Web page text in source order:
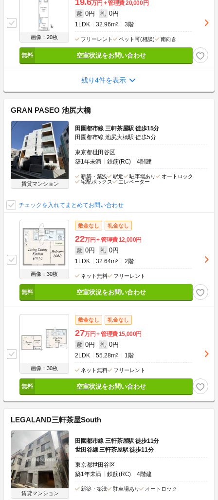
画像：20枚
万円 管理費20,000円
敷 0円 礼 0円
1LDK 32.96m2 3階
フリーレント ペット可(相談) 南向き
空室状況をお問い合わせ
残り4件を表示
GRAN PASEO 池尻大橋
賃貸マンション
田園都市線 三軒茶屋駅 徒歩15分
田園都市線 池尻大橋駅 徒歩5分
東京都世田谷区
築1年未満
鉄筋(RC) 4階建
新築・築浅 駅近 駐車場あり
オートロック
宅配ボックス
エレベーター
チェックを入れてまとめてお問い合わせ
画像：30枚
敷金なし 礼金なし
22万円 管理費12,000円
敷 0円 礼 0円
1LDK 32.64m2 2階
ネット無料 フリーレント
空室状況をお問い合わせ
画像：30枚
敷金なし 礼金なし
27万円 管理費15,000円
敷 0円 礼 0円
2LDK 55.28m2 1階
ネット無料 フリーレント
空室状況をお問い合わせ
LEGALAND三軒茶屋South
賃貸マンション
田園都市線 三軒茶屋駅 徒歩11分
世田谷線 三軒茶屋駅 徒歩11分
東京都世田谷区
築1年未満
鉄筋(RC) 4階建
新築・築浅 駐車場あり オートロック